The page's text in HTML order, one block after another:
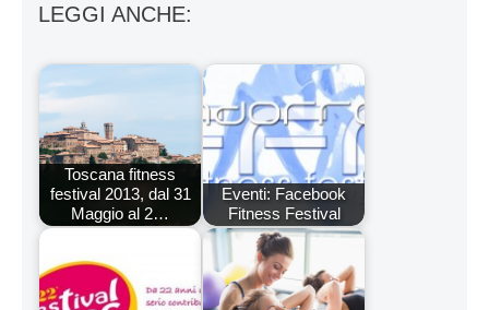
LEGGI ANCHE:
Toscana fitness
festival 2013, dal 31
Maggio al 2…
Eventi: Facebook
Fitness Festival